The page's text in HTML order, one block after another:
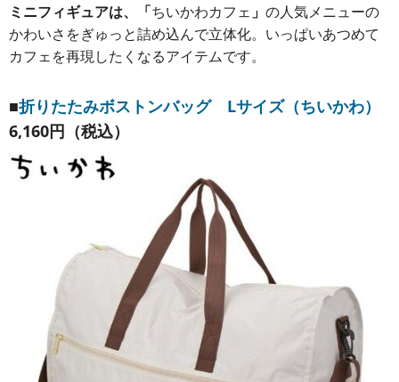
ミニフィギュアは、「ちいかわカフェ 」 の人気メニューの
かわいさをぎゅっと詰め込んで立体化。いっぱいあつめて
カフェを再現したくなるアイテムです。
■折りたたみボストンバッグ Lサイズ（ちいかわ）
6,160円（税込）